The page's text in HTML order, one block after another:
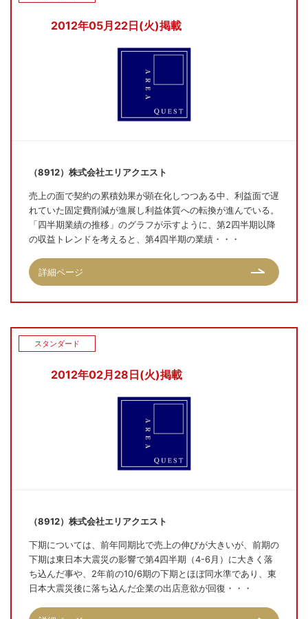
2012年05月22日(火)掲載
（8912）株式会社エリアクエスト
売上の面で契約の累積効果が顕在化しつつある中、利益面で遅
れていた固定費削減が進展し利益体質への転換が進んでいる。
「四半期業績の推移」のグラフが示すように、第2四半期以降
の収益トレンドを考えると、第4四半期の業績・・・
詳細ページ
2012年02月28日(火)掲載
スタンダード
（8912）株式会社エリアクエスト
下期については、前年同期比で売上の伸びが大きいが、前期の
下期は東日本大震災の影響で第4四半期（4-6月）に大きく落
ち込んだ事や、2年前の10/6期の下期とほぼ同水準であり、東
日本大震災後に落ち込んだ企業の出店意欲が回復・・・